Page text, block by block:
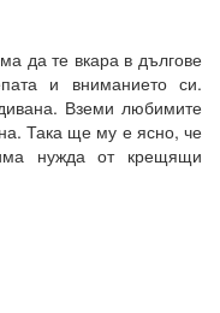
да те вкара в дългове
и вниманието си.
Вземи любимите
Така ще му е ясно, че
нужда от крещящи